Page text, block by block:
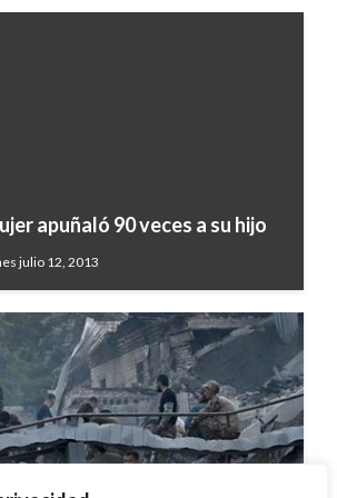
apuñaló 90 veces a su hijo
julio 12, 2013